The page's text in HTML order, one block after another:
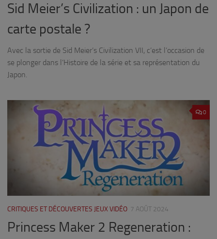
Sid Meier’s Civilization : un Japon de
carte postale ?
Avec la sortie de Sid Meier’s Civilization VII, c’est l’occasion de
se plonger dans l’Histoire de la série et sa représentation du
Japon.
0
CRITIQUES ET DÉCOUVERTES JEUX VIDÉO 7 AOÛT 2024
Princess Maker 2 Regeneration :